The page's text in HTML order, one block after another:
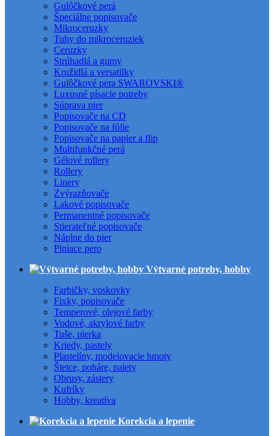
Gulôčkové perá
Špeciálne popisovače
Mikroceruzky
Tuhy do mikroceruziek
Ceruzky
Strúhadlá a gumy
Kružidlá a versatilky
Gulôčkové pera SWAROVSKI®
Luxusné písacie potreby
Súprava pier
Popisovače na CD
Popisovače na fólie
Popisovače na papier a flip
Multifunkčné perá
Gélové rollery
Rollery
Linery
Zvýrazňovače
Lakové popisovače
Permanentné popisovače
Stierateľné popisovače
Náplne do pier
Plniace pero
Výtvarné potreby, hobby
Farbičky, voskovky
Fixky, popisovače
Temperové, olejové farby
Vodové, akrylové farby
Tuše, pierka
Kriedy, pastely
Plastelíny, modelovacie hmoty
Štetce, poháre, palety
Obrusy, zástery
Kufríky
Hobby, kreatíva
Korekcia a lepenie